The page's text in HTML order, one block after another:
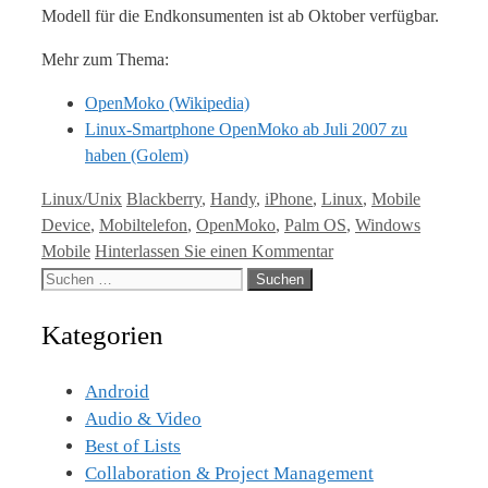
Modell für die Endkonsumenten ist ab Oktober verfügbar.
Mehr zum Thema:
OpenMoko (Wikipedia)
Linux-Smartphone OpenMoko ab Juli 2007 zu
haben (Golem)
Kategorien
Linux/Unix Tags
Blackberry, Handy, iPhone, Linux, Mobile
Device, Mobiltelefon, OpenMoko, Palm OS, Windows
Mobile Hinterlassen Sie einen Kommentar
Suche
Kategorien
Android
Audio & Video
Best of Lists
Collaboration & Project Management